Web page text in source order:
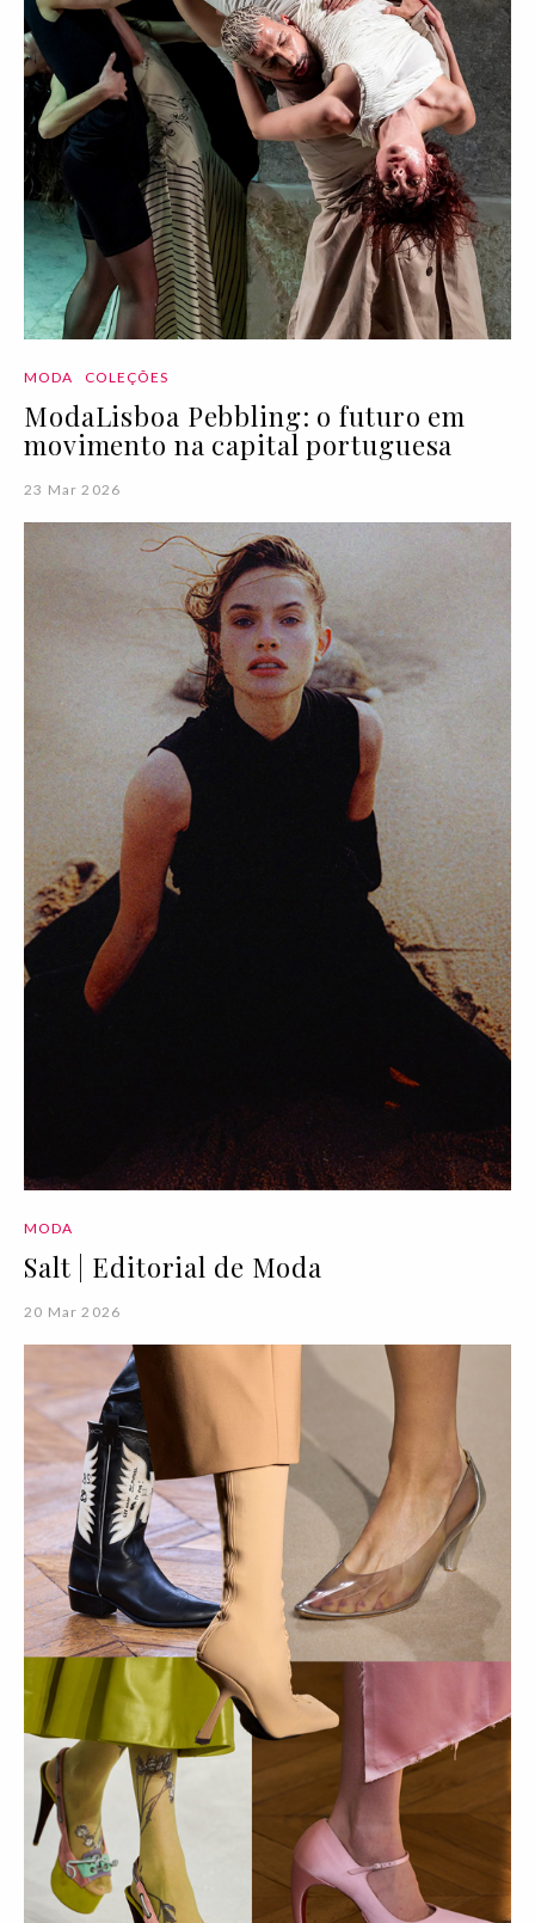
MODA COLEÇÕES
ModaLisboa Pebbling: o futuro em
movimento na capital portuguesa
23 Mar 2026
MODA
Salt | Editorial de Moda
20 Mar 2026